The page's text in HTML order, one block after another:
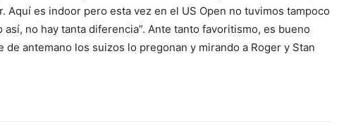
Aquí es indoor pero esta vez en el US Open no tuvimos tampoco
no hay tanta diferencia”. Ante tanto favoritismo, es bueno
antemano los suizos lo pregonan y mirando a Roger y Stan